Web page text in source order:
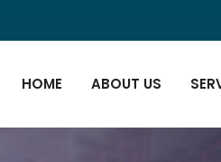
HOME ABOUT US